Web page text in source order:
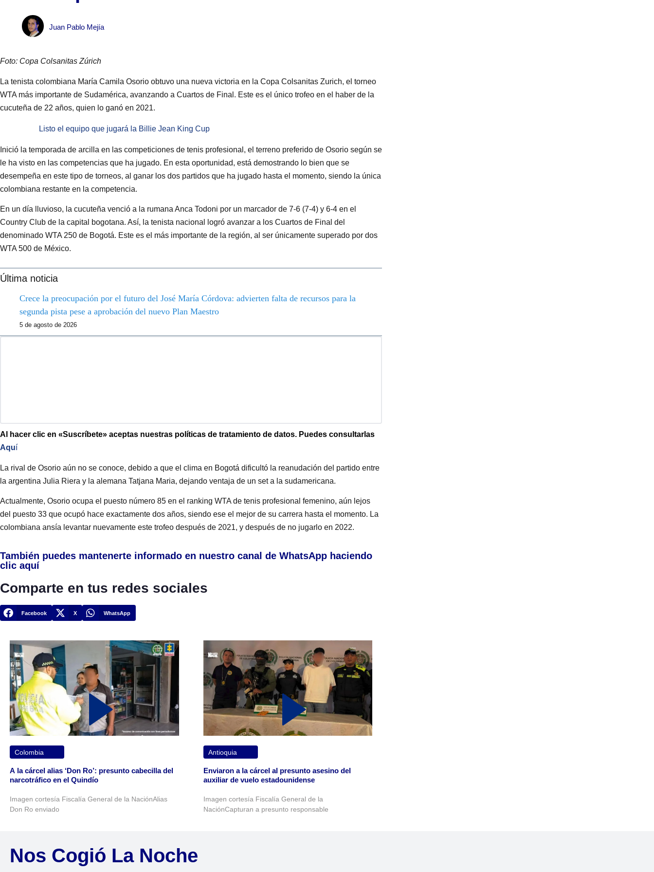
Juan Pablo Mejía
Foto: Copa Colsanitas Zúrich
La tenista colombiana María Camila Osorio obtuvo una nueva victoria en la Copa Colsanitas Zurich, el torneo
WTA más importante de Sudamérica, avanzando a Cuartos de Final. Este es el único trofeo en el haber de la
cucuteña de 22 años, quien lo ganó en 2021.
Listo el equipo que jugará la Billie Jean King Cup
Inició la temporada de arcilla en las competiciones de tenis profesional, el terreno preferido de Osorio según se
le ha visto en las competencias que ha jugado. En esta oportunidad, está demostrando lo bien que se
desempeña en este tipo de torneos, al ganar los dos partidos que ha jugado hasta el momento, siendo la única
colombiana restante en la competencia.
En un día lluvioso, la cucuteña venció a la rumana Anca Todoni por un marcador de 7-6 (7-4) y 6-4 en el
Country Club de la capital bogotana. Así, la tenista nacional logró avanzar a los Cuartos de Final del
denominado WTA 250 de Bogotá. Este es el más importante de la región, al ser únicamente superado por dos
WTA 500 de México.
Última noticia
Crece la preocupación por el futuro del José María Córdova: advierten falta de recursos para la
segunda pista pese a aprobación del nuevo Plan Maestro
5 de agosto de 2026
Al hacer clic en «Suscríbete» aceptas nuestras políticas de tratamiento de datos. Puedes consultarlas
Aquí
La rival de Osorio aún no se conoce, debido a que el clima en Bogotá dificultó la reanudación del partido entre
la argentina Julia Riera y la alemana Tatjana Maria, dejando ventaja de un set a la sudamericana.
Actualmente, Osorio ocupa el puesto número 85 en el ranking WTA de tenis profesional femenino, aún lejos
del puesto 33 que ocupó hace exactamente dos años, siendo ese el mejor de su carrera hasta el momento. La
colombiana ansía levantar nuevamente este trofeo después de 2021, y después de no jugarlo en 2022.
También puedes mantenerte informado en nuestro canal de WhatsApp haciendo
clic aquí
Comparte en tus redes sociales
Facebook X WhatsApp
Colombia
A la cárcel alias ‘Don Ro’: presunto cabecilla del
narcotráfico en el Quindío
Imagen cortesía Fiscalía General de la NaciónAlias
Don Ro enviado
Antioquia
Enviaron a la cárcel al presunto asesino del
auxiliar de vuelo estadounidense
Imagen cortesía Fiscalía General de la
NaciónCapturan a presunto responsable
Nos Cogió La Noche